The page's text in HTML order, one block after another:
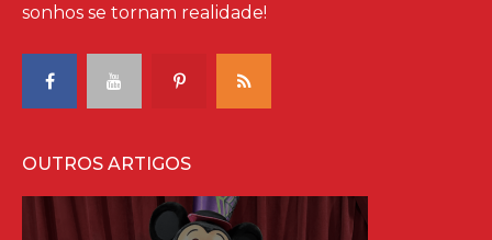
sonhos se tornam realidade!
OUTROS ARTIGOS